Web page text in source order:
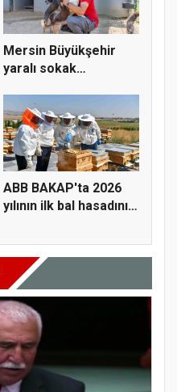
Mersin Büyükşehir
yaralı sokak
ABB BAKAP'ta 2026
yılının ilk bal hasadını